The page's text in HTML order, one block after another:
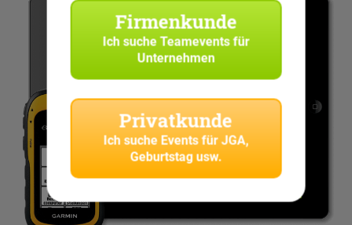
Firmenkunde
Ich sucheTeamevents für
Unternehmen
Privatkunde
Ich suche Events für JGA,
Geburtstag usw.